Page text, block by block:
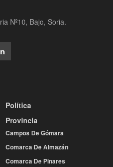
Nº10, Bajo, Soria.
Política
Provincia
Campos De Gómara
Comarca De Almazán
Comarca De Pinares